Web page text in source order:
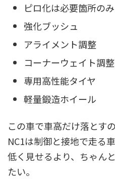
ピロ化は必要箇所のみ
強化ブッシュ
アライメント調整
コーナーウェイト調整
専用高性能タイヤ
軽量鍛造ホイール
この車で車高だけ落とす
NC1は制御と接地で走る車
低く見せるより、ちゃん
たい。